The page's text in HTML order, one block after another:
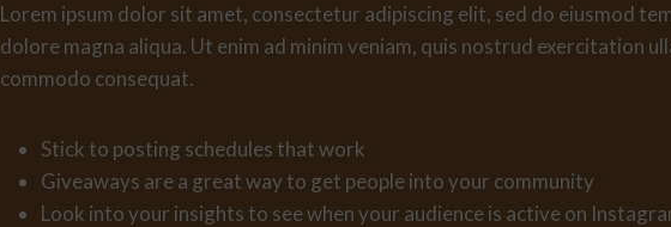
Lorem ipsum dolor sit amet, consectetur adipiscing elit, sed do eiusmod
dolore magna aliqua. Ut enim ad minim veniam, quis nostrud exercitation
commodo consequat.
Stick to posting schedules that work
Giveaways are a great way to get people into your community
Look into your insights to see when your audience is active on